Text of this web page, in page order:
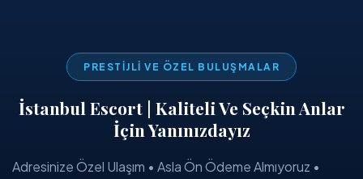
PRESTIJLI VE ÖZEL BULUŞMALAR
İstanbul Escort | Kaliteli Ve Seçkin Anlar
İçin Yanınızdayız
Adresinize Özel Ulaşım • Asla Ön Ödeme Almıyoruz •